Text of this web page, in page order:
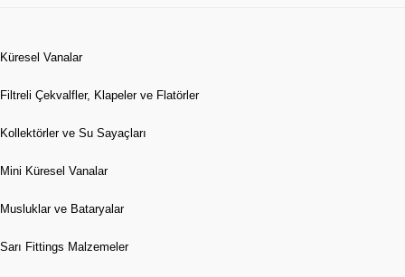
Küresel Vanalar
Filtreli Çekvalfler, Klapeler ve Flatörler
Kollektörler ve Su Sayaçları
Mini Küresel Vanalar
Musluklar ve Bataryalar
Sarı Fittings Malzemeler